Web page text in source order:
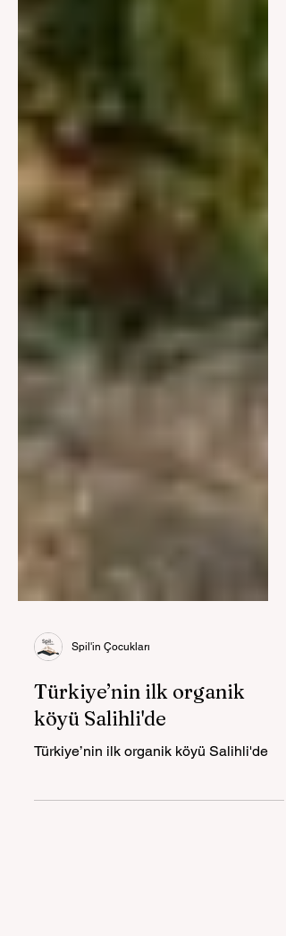
Spil'in Çocukları
Türkiye’nin ilk organik
köyü Salihli'de